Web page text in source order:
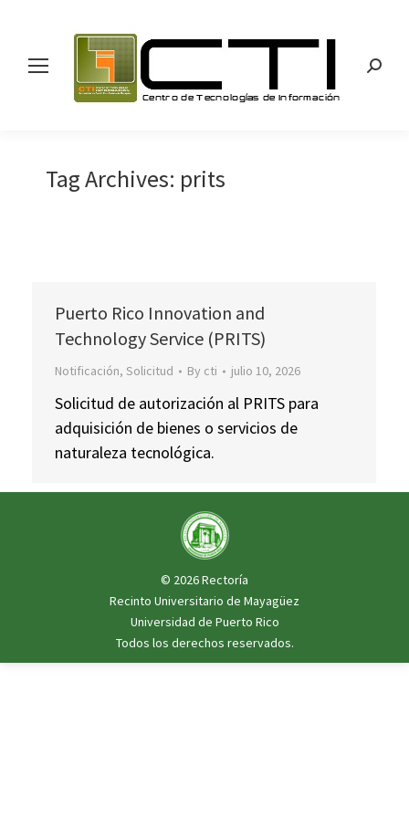
Tag Archives: prits
Puerto Rico Innovation and
Technology Service (PRITS)
Notificación, Solicitud By cti julio 10, 2026
Solicitud de autorización al PRITS para
adquisición de bienes o servicios de
naturaleza tecnológica.
© 2026Rectoría
Recinto Universitario de Mayagüez
Universidad de Puerto Rico
Todos los derechos reservados.